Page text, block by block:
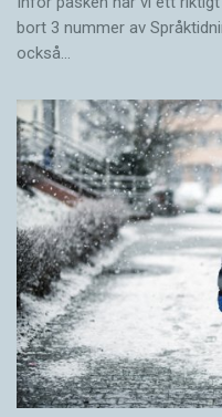
bort 3 nummer av
också…